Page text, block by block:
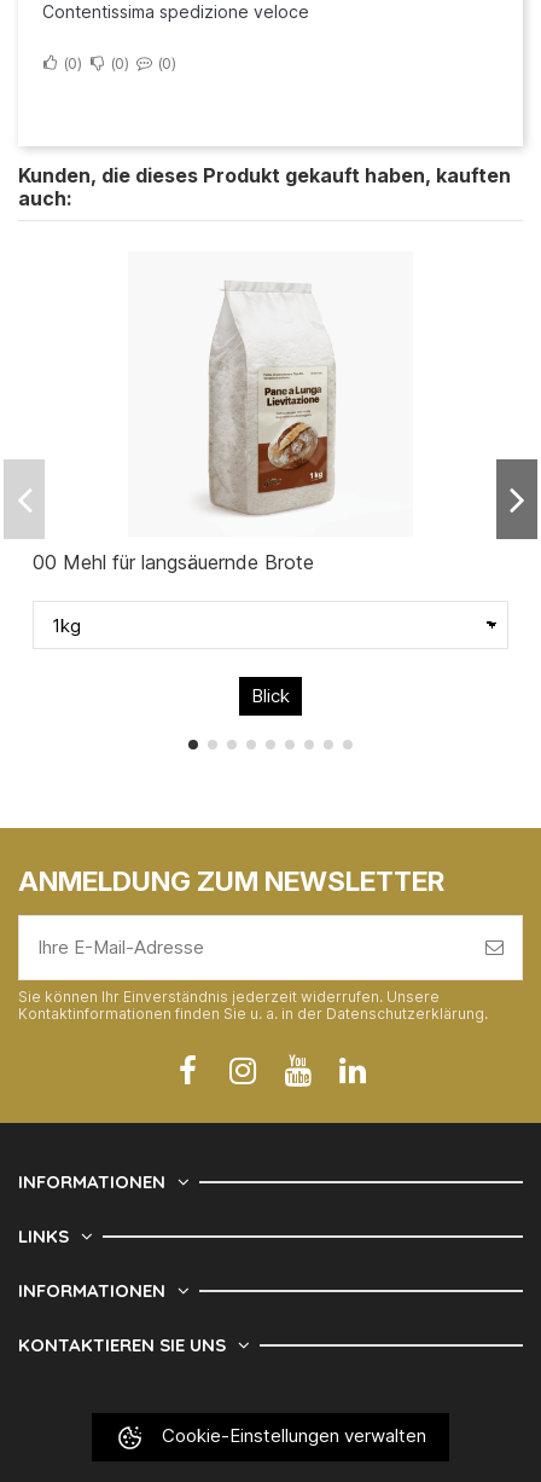
Contentissima spedizione veloce
0 0 0
Kunden, die dieses Produkt gekauft haben, kauften
auch:
00 Mehl für langsäuernde Brote
Blick
ANMELDUNG ZUM NEWSLETTER
Sie können Ihr Einverständnis jederzeit widerrufen. Unsere
Kontaktinformationen finden Sie u. a. in der Datenschutzerklärung.
INFORMATIONEN
LINKS
INFORMATIONEN
KONTAKTIEREN SIE UNS
Cookie-Einstellungen verwalten